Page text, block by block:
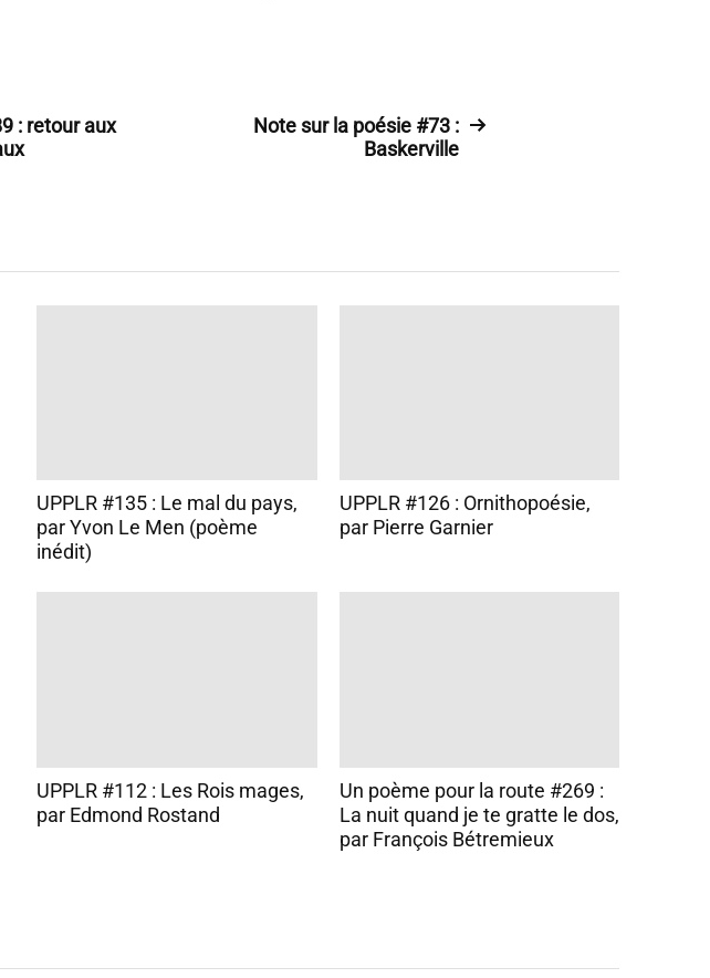
: retour aux
Note sur la poésie #73 :
Baskerville
UPPLR #135 : Le mal du pays,
par Yvon Le Men (poème
inédit)
UPPLR #126 : Ornithopoésie,
par Pierre Garnier
UPPLR #112 : Les Rois mages,
par Edmond Rostand
Un poème pour la route #269 :
La nuit quand je te gratte le dos,
par François Bétremieux